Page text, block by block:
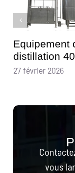
Equipement
distillation
27 février 2026
vous